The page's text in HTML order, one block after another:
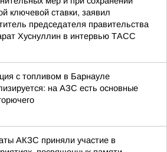
ключевой ставки, заявил
председателя правительства
Хуснуллин в интервью ТАСС
с топливом в Барнауле
на АЗС есть основные
АКЗС приняли участие в